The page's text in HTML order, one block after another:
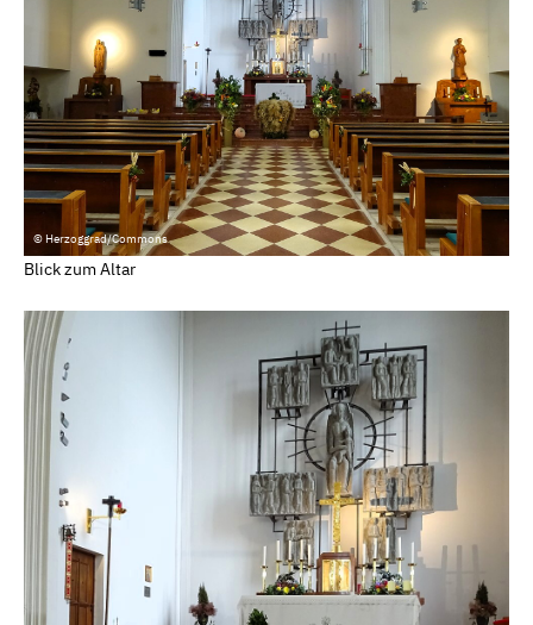
© Herzoggrad/Commons
Blick zum Altar